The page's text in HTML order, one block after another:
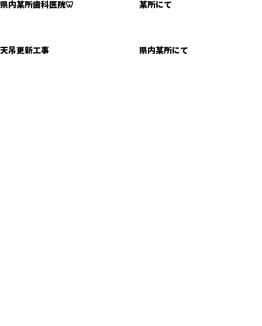
県内某所歯科医院🦷 某所にて
天吊更新工事 県内某所にて